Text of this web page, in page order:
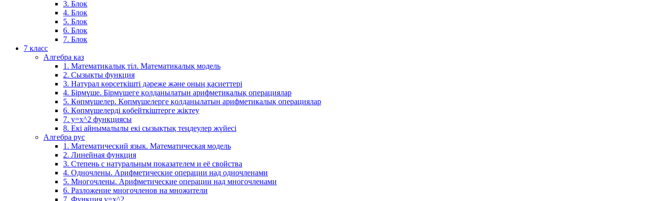
3. Блок
4. Блок
5. Блок
6. Блок
7. Блок
7 класс
Алгебра каз
1. Математикалық тіл. Математикалық модель
2. Сызықты функция
3. Натурал көрсеткішті дәреже және оның қасиеттері
4. Бірмүше. Бірмүшеге қолданылатын арифметикалық операциялар
5. Көпмүшелер. Көпмүшелерге қолданылатын арифметикалық операциялар
6. Көпмүшелерді көбейткіштерге жіктеу
7. у=х^2 функциясы
8. Екі айнымалылы екі сызықтық теңдеулер жүйесі
Алгебра рус
1. Математический язык. Математическая модель
2. Линейная функция
3. Степень с натуральным показателем и её свойства
4. Одночлены. Арифметические операции над одночленами
5. Многочлены. Арифметические операции над многочленами
6. Разложение многочленов на множители
7. Функция y=x^2